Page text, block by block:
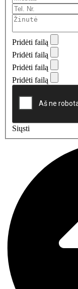
Pridėti failą
Pridėti failą
Pridėti failą
Pridėti failą
Siųsti